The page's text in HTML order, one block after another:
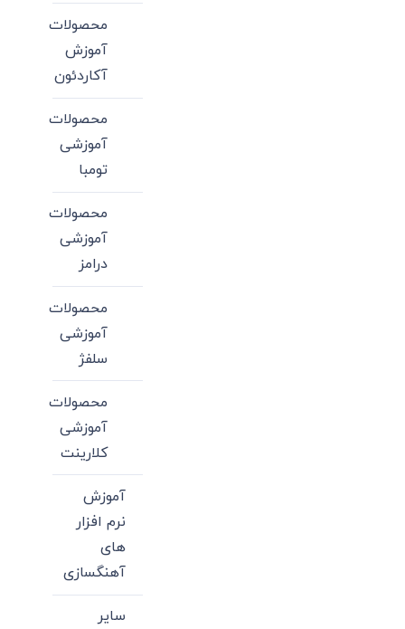
محصولات
آموزش
آکاردئون
محصولات
آموزشی
تومبا
محصولات
آموزشی
درامز
محصولات
آموزشی
سلفژ
محصولات
آموزشی
کلارینت
آموزش
نرم افزار
های
آهنگسازی
سایر